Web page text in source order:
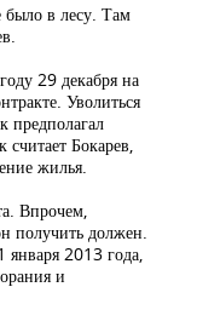
в лесу. Там
29 декабря на
Уволиться
предполагал
Бокарев,
жилья.
Впрочем,
получить должен.
2013 года,
и